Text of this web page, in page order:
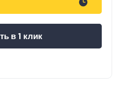
в 1 клик